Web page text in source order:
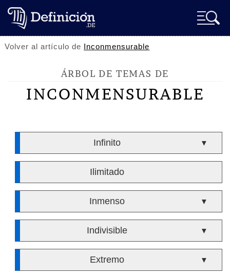
Volver al artículo de Inconmensurable
ÁRBOL DE TEMAS DE
INCONMENSURABLE
Infinito ▼
Ilimitado
Inmenso ▼
Indivisible ▼
Extremo ▼